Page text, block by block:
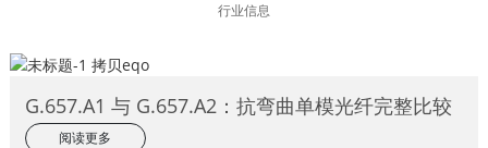
行业信息
G.657.A1 与 G.657.A2：抗弯曲单模光纤完整比较
阅读更多